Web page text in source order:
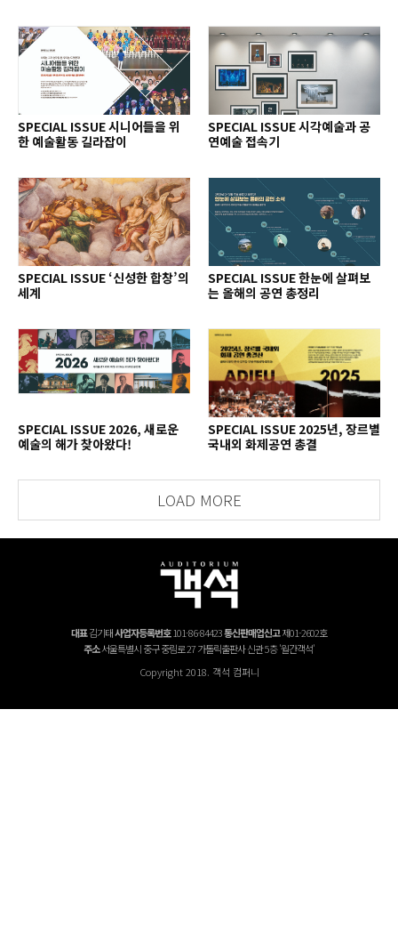
SPECIAL ISSUE 시니어들을 위
한 예술활동 길라잡이
SPECIAL ISSUE 시각예술과 공
연예술 접속기
SPECIAL ISSUE ‘신성한 합창’의
세계
SPECIAL ISSUE 한눈에 살펴보
는 올해의 공연 총정리
SPECIAL ISSUE 2026, 새로운
예술의 해가 찾아왔다!
SPECIAL ISSUE 2025년, 장르별
국내외 화제공연 총결
LOAD MORE
대표김기태사업자등록번호101-86-84423통신판매업신고제01-2602호
주소서울특별시 중구 중림로 27 가톨릭출판사 신관 5층 '월간객석'
Copyright 2018. 객석 컴퍼니